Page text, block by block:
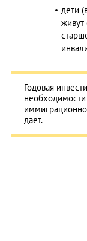
дети
живут
Годовая
дает.